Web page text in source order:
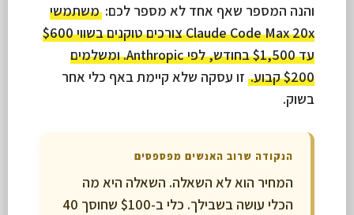
והנה המספר שאף אחד לא מספר לכם: משתמשי
Claude Code Max 20x צורכים טוקנים בשווי $600
עד $1,500 בחודש, לפי Anthropic. ומשלמים
$200 קבוע.
זו עסקה שלא קיימת באף כלי אחר
בשוק.
הנקודה שרוב האנשים מפספסים
המחיר הוא לא השאלה. השאלה היא מה
הכלי עושה בשבילך. כלי ב-$100 שחוסך 40